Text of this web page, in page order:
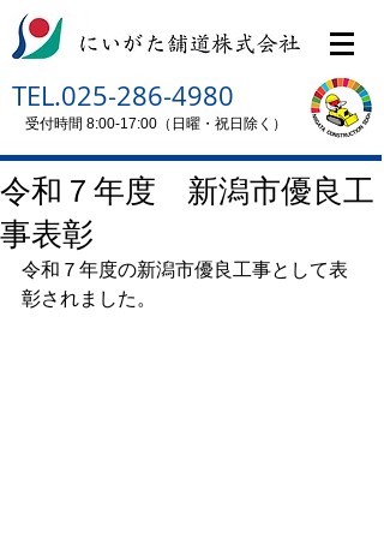
受付時間 8:00-17:00（日曜・祝日除く）
TEL.025-286-4980
令和７年度 新潟市優良工
事表彰
令和７年度の新潟市優良工事として表
彰されました。